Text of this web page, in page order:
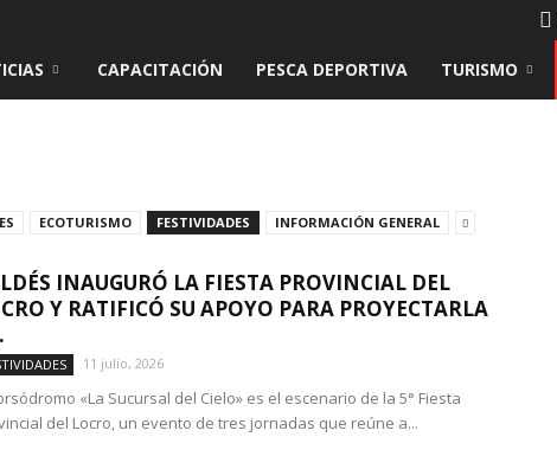
CAPACITACIÓN PESCA DEPORTIVA TURISMO
ECOTURISMO FESTIVIDADES INFORMACIÓN GENERAL
INAUGURÓ LA FIESTA PROVINCIAL DEL
Y RATIFICÓ SU APOYO PARA PROYECTARLA
11 julio, 2026
«La Sucursal del Cielo» es el escenario de la 5° Fiesta
del Locro, un evento de tres jornadas que reúne a...